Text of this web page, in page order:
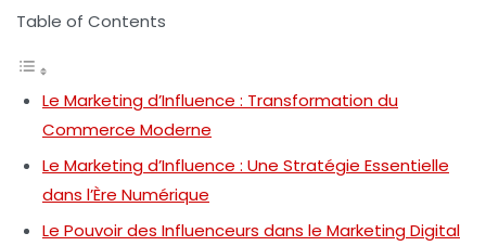
Table of Contents
Le Marketing d’Influence : Transformation du
Commerce Moderne
Le Marketing d’Influence : Une Stratégie Essentielle
dans l’Ère Numérique
Le Pouvoir des Influenceurs dans le Marketing Digital